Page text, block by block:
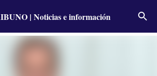
Ir al contenido principal
| Noticias e información